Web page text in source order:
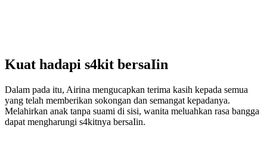
Kuat hadapi s4kit bersaIin
Dalam pada itu, Airina mengucapkan terima kasih kepada semua
yang telah memberikan sokongan dan semangat kepadanya.
Melahirkan anak tanpa suami di sisi, wanita meluahkan rasa bangga
dapat mengharungi s4kitnya bersaIin.